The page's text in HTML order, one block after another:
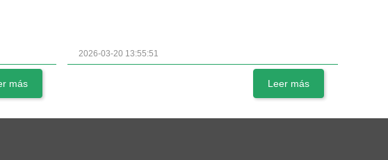
más
2026-03-20 13:55:51
Leer más